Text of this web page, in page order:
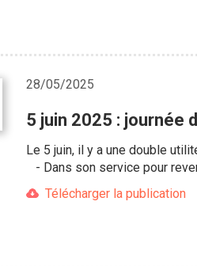
28/05/2025
5 juin 2025 : journée
Le 5 juin, il y a une double
- Dans son service pour
Télécharger la publication